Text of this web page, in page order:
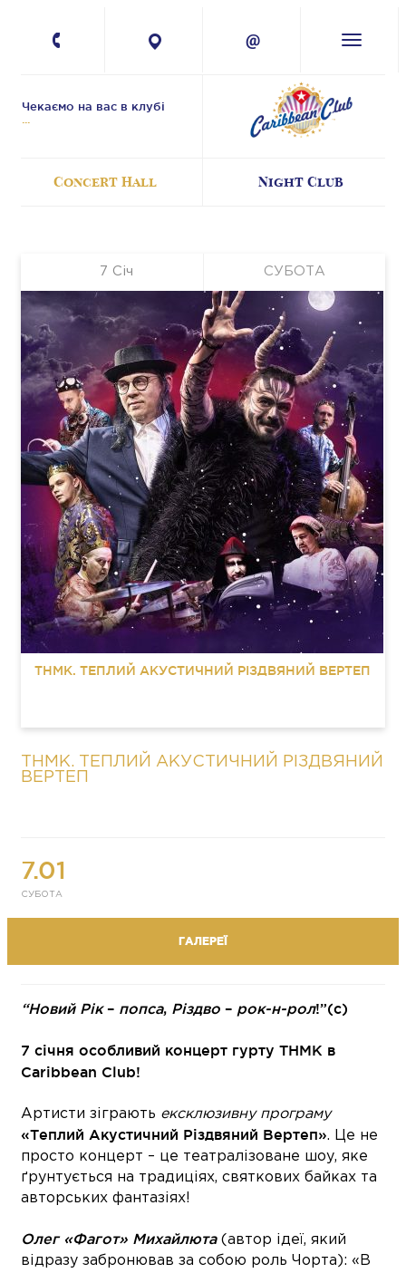
Чекаємо на вас в клубі
Concert Hall Night Club
Січ
7 СУБОТА
ТНМК. ТЕПЛИЙ АКУСТИЧНИЙ РІЗДВЯНИЙ ВЕРТЕП
ТНМК. ТЕПЛИЙ АКУСТИЧНИЙ РІЗДВЯНИЙ
ВЕРТЕП
7.01
СУБОТА
ГАЛЕРЕЇ
“Новий Рік– попса, Різдво – рок-н-рол!”(с)
7 січня особливий концерт гурту ТНМК в
Caribbean Club!
Артисти зіграють ексклюзивну програму
«Теплий Акустичний Різдвяний Вертеп». Це не
просто концерт – це театралізоване шоу, яке
ґрунтується на традиціях, святкових байках та
авторських фантазіях!
Олег «Фагот» Михайлюта(автор ідеї, який
відразу забронював за собою роль Чорта): «В